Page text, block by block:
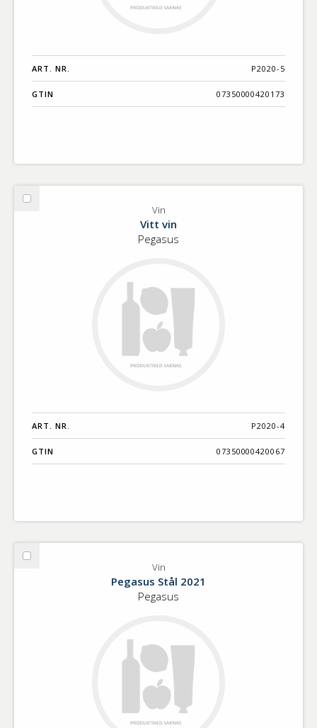
ART. NR. P2020-5
GTIN 07350000420173
Välj
Vin
Vitt vin
Pegasus
ART. NR. P2020-4
GTIN 07350000420067
Välj
Vin
Pegasus Stål 2021
Pegasus